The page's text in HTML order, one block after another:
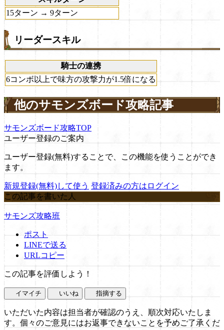
15ターン → 9ターン
リーダースキル
騎士の連携
6コンボ以上で味方の攻撃力が1.5倍になる
他のサモンズボード攻略記事
サモンズボード攻略TOP
ユーザー登録のご案内
ユーザー登録(無料)することで、この機能を使うことができ
ます。
新規登録(無料)して使う 登録済みの方はログイン
この記事を書いた人
サモンズ攻略班
ポスト
LINEで送る
URLコピー
この記事を評価しよう！
イマイチ いいね 指摘する
いただいた内容は担当者が確認のうえ、順次対応いたしま
す。個々のご意見にはお返事できないことを予めご了承くだ